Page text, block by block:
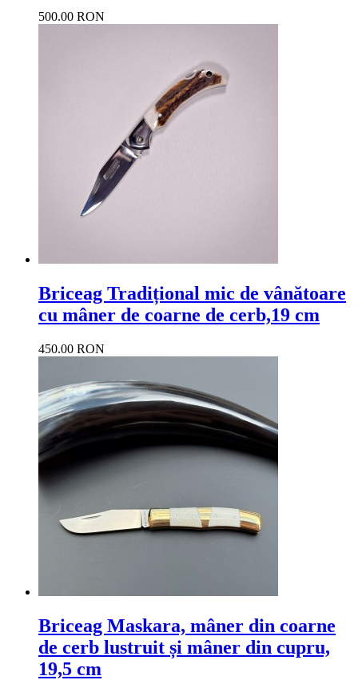
500.00 RON
Briceag Tradițional mic de vânătoare
cu mâner de coarne de cerb,19 cm
450.00 RON
Briceag Maskara, mâner din coarne
de cerb lustruit și mâner din cupru,
19,5 cm